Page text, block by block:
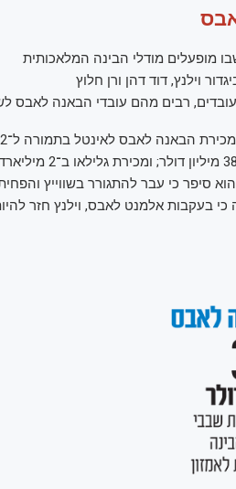
וילנץ הוא יזם ומשקיע סדרתי בתחום השבבים שחתום על מכירת הבאנה לאבס לאינטל בתמורה ל־2
מיליארד דולר; מכירת אנפורנה לאבס לאמזון בתמורה ל־380
סיפר כי עבר להתגורר בשווייץ
בעקבות אלמנט לאבס, וילנץ חזר